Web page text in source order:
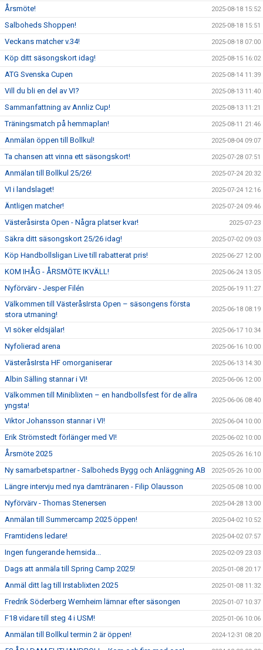
Årsmöte! 2025-08-18 15:52
Salboheds Shoppen! 2025-08-18 15:51
Veckans matcher v.34! 2025-08-18 07:00
Köp ditt säsongskort idag! 2025-08-15 16:02
ATG Svenska Cupen 2025-08-14 11:39
Vill du bli en del av VI? 2025-08-13 11:40
Sammanfattning av Annliz Cup! 2025-08-13 11:21
Träningsmatch på hemmaplan! 2025-08-11 21:46
Anmälan öppen till Bollkul! 2025-08-04 09:07
Ta chansen att vinna ett säsongskort! 2025-07-28 07:51
Anmälan till Bollkul 25/26! 2025-07-24 20:32
VI i landslaget! 2025-07-24 12:16
Äntligen matcher! 2025-07-24 09:46
Västeråsirsta Open - Några platser kvar! 2025-07-23
Säkra ditt säsongskort 25/26 idag! 2025-07-02 09:03
Köp Handbollsligan Live till rabatterat pris! 2025-06-27 12:00
KOM IHÅG - ÅRSMÖTE IKVÄLL! 2025-06-24 13:05
Nyförvärv - Jesper Filén 2025-06-19 11:27
Välkommen till VästeråsIrsta Open – säsongens första
stora utmaning!
2025-06-18 08:19
VI söker eldsjälar! 2025-06-17 10:34
Nyfolierad arena 2025-06-16 10:00
VästeråsIrsta HF omorganiserar 2025-06-13 14:30
Albin Sälling stannar i VI! 2025-06-06 12:00
Välkommen till Miniblixten – en handbollsfest för de allra
yngsta!
2025-06-06 08:40
Viktor Johansson stannar i VI! 2025-06-04 10:00
Erik Strömstedt förlänger med VI! 2025-06-02 10:00
Årsmöte 2025 2025-05-26 16:10
Ny samarbetspartner - Salboheds Bygg och Anläggning AB 2025-05-26 10:00
Längre intervju med nya damtränaren - Filip Olausson 2025-05-08 10:00
Nyförvärv - Thomas Stenersen 2025-04-28 13:00
Anmälan till Summercamp 2025 öppen! 2025-04-02 10:52
Framtidens ledare! 2025-04-02 07:57
Ingen fungerande hemsida... 2025-02-09 23:03
Dags att anmäla till Spring Camp 2025! 2025-01-08 20:17
Anmäl ditt lag till Irstablixten 2025 2025-01-08 11:32
Fredrik Söderberg Wernheim lämnar efter säsongen 2025-01-07 10:37
F18 vidare till steg 4 i USM! 2025-01-06 10:06
Anmälan till Bollkul termin 2 är öppen! 2024-12-31 08:20